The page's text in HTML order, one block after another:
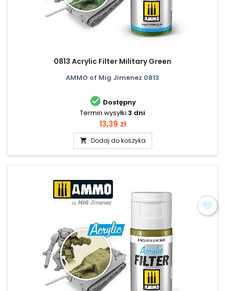
0813 Acrylic Filter Military Green
AMMO of Mig Jimenez 0813
 Dostępny
Termin wysyłki 3 dni
Cena
13,39 zł
 Dodaj do koszyka